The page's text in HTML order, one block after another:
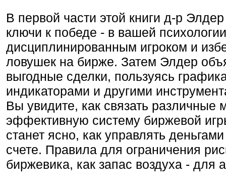
В первой части этой книги д-р
ключи к победе - в вашей
дисциплинированным игроком и
ловушек на бирже. Затем Элдер
выгодные сделки, пользуясь
индикаторами и другими
Вы увидите, как связать различные
эффективную систему биржевой
станет ясно, как управлять
счете. Правила для ограничения
биржевика, как запас воздуха - для